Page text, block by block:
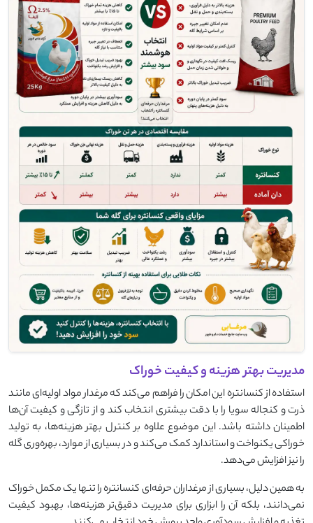
مدیریت بهتر هزینه و کیفیت خوراک
استفاده از کنسانتره این امکان را فراهم می‌کند که مرغدار مواد اولیه‌ای مانند
ذرت و کنجاله سویا را با دقت بیشتری انتخاب کند و از تازگی و کیفیت آن‌ها
اطمینان داشته باشد. این موضوع علاوه بر کنترل بهتر هزینه‌ها، به تولید
خوراکی یکنواخت و استاندارد کمک می‌کند و در بسیاری از موارد، بهره‌وری گله
را نیز افزایش می‌دهد.
به همین دلیل، بسیاری از مرغداران حرفه‌ای کنسانتره را تنها یک مکمل خوراک
نمی‌دانند، بلکه آن را ابزاری برای مدیریت دقیق‌تر هزینه‌ها، بهبود کیفیت